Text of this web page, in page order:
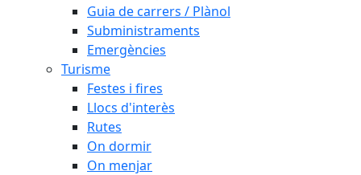
Guia de carrers / Plànol
Subministraments
Emergències
Turisme
Festes i fires
Llocs d'interès
Rutes
On dormir
On menjar